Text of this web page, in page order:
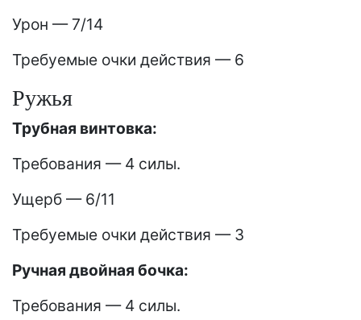
Урон — 7/14
Требуемые очки действия — 6
Ружья
Трубная винтовка:
Требования — 4 силы.
Ущерб — 6/11
Требуемые очки действия — 3
Ручная двойная бочка:
Требования — 4 силы.